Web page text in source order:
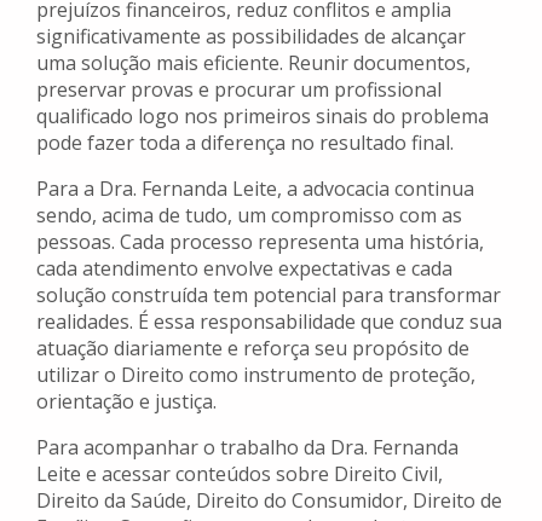
prejuízos financeiros, reduz conflitos e amplia
significativamente as possibilidades de alcançar
uma solução mais eficiente. Reunir documentos,
preservar provas e procurar um profissional
qualificado logo nos primeiros sinais do problema
pode fazer toda a diferença no resultado final.
Para a Dra. Fernanda Leite, a advocacia continua
sendo, acima de tudo, um compromisso com as
pessoas. Cada processo representa uma história,
cada atendimento envolve expectativas e cada
solução construída tem potencial para transformar
realidades. É essa responsabilidade que conduz sua
atuação diariamente e reforça seu propósito de
utilizar o Direito como instrumento de proteção,
orientação e justiça.
Para acompanhar o trabalho da Dra. Fernanda
Leite e acessar conteúdos sobre Direito Civil,
Direito da Saúde, Direito do Consumidor, Direito de